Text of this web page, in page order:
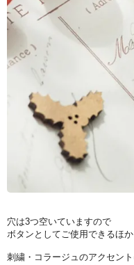
穴は3つ空いていますので
ボタンとしてご使用できるほか
刺繍・コラージュのアクセント